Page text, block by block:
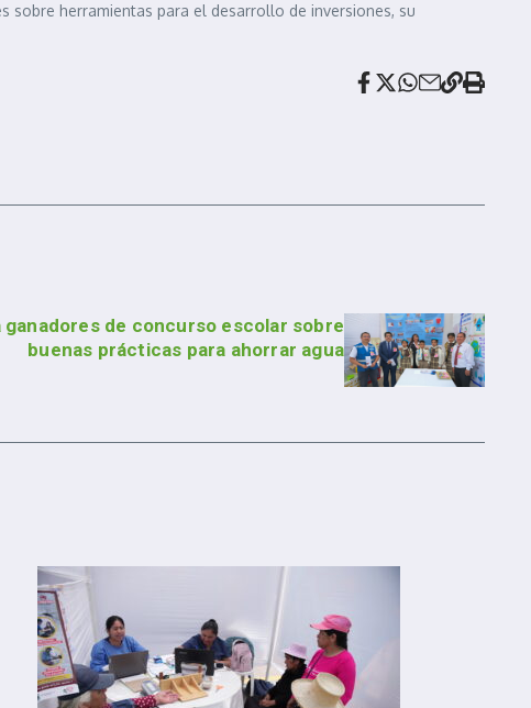
sobre herramientas para el desarrollo de inversiones, su
ganadores de concurso escolar sobre
buenas prácticas para ahorrar agua